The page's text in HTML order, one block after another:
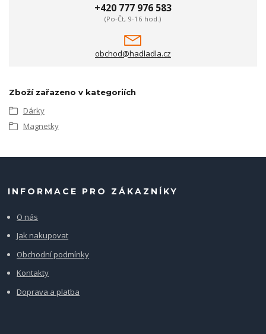
+420 777 976 583
(Po-Čt, 9-16 hod.)
obchod@hadladla.cz
Zboží zařazeno v kategoriích
Dárky
Magnetky
INFORMACE PRO ZÁKAZNÍKY
O nás
Jak nakupovat
Obchodní podmínky
Kontakty
Doprava a platba